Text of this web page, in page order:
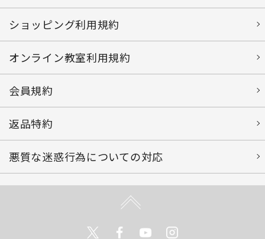
ショッピング利用規約
オンライン教室利用規約
会員規約
返品特約
悪質な迷惑行為についての対応
TwitterFacebookYoutube